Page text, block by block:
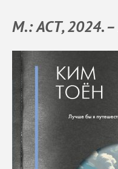
М.: АСТ, 2024.